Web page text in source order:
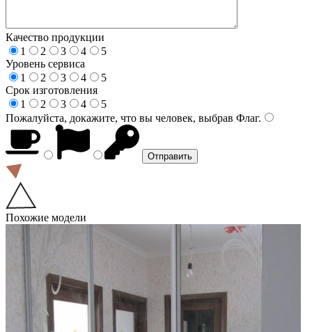
Качество продукции
1
2 3 4
5
Уровень сервиса
1
2 3 4
5
Срок изготовления
1
2 3 4
5
Пожалуйста, докажите, что вы человек, выбрав Флаг.
Похожие модели